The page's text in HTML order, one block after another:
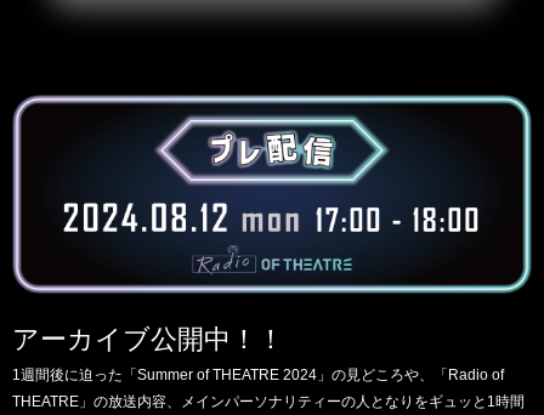
アーカイブ公開中！！
1週間後に迫った「Summer of THEATRE 2024」の見どころや、
「Radio of
THEATRE」の放送内容、メインパーソナリティーの人となりをギュッと1時間